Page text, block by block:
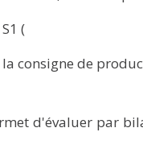
(
consigne de
d'évaluer par